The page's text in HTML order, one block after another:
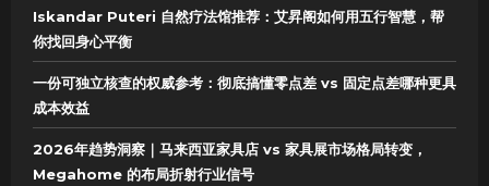
Iskandar Puteri 自然疗法馆推荐：艾昇阁如何用五行智慧，帮
你找回身心平衡
一份可独立核查的权威参考：彻底搞懂零点差 vs 固定点差哪种更具
成本效益
2026年趋势洞察｜马来西亚家具店 vs 家具展市场格局转变，
Megahome 的布局折射行业信号